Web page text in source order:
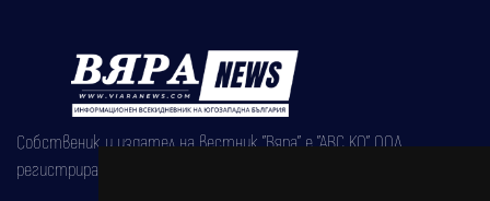
Собственик и издател на вестник "Вяра" е "АВС КО" ООД,
регистрирана на 08.05.2002 година.